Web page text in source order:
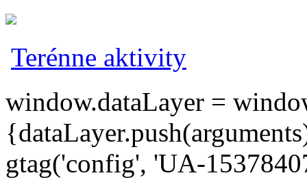
Terénne aktivity
window.dataLayer =
gtag('config', 'UA-